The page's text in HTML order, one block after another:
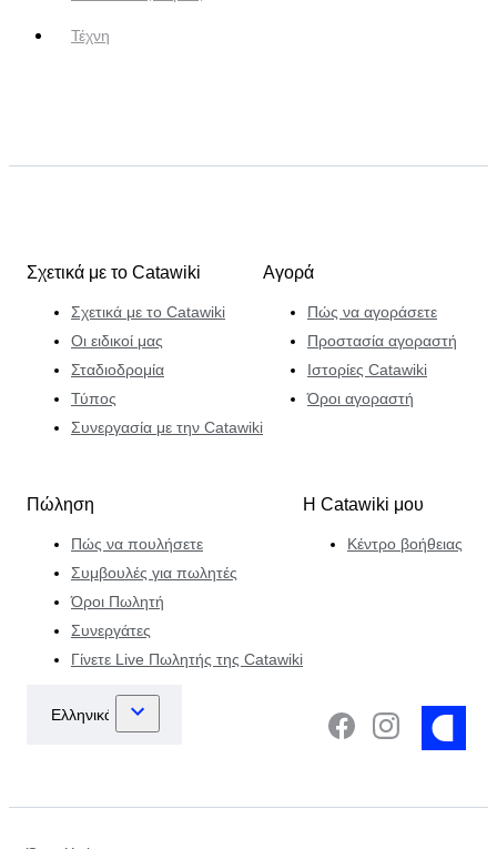
Τέχνη
Σχετικά με το Catawiki
Σχετικά με το Catawiki
Οι ειδικοί μας
Σταδιοδρομία
Τύπος
Συνεργασία με την Catawiki
Αγορά
Πώς να αγοράσετε
Προστασία αγοραστή
Ιστορίες Catawiki
Όροι αγοραστή
Πώληση
Πώς να πουλήσετε
Συμβουλές για πωλητές
Όροι Πωλητή
Συνεργάτες
Γίνετε Live Πωλητής της Catawiki
Η Catawiki μου
Κέντρο βοήθειας